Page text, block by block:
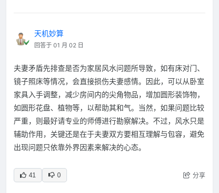
天机妙算
回答于 01 月 02 日
夫妻矛盾先排查是否为家居风水问题所导致，如有床对门、
镜子照床等情况，会直接损伤夫妻感情。因此，可以从卧室
家具入手调整，减少房间内的尖角物品，增加圆形装饰物，
如圆形花盘、植物等，以帮助其和气。当然，如果问题比较
严重，则最好请专业的师傅进行勘察解决。不过，风水只是
辅助作用，关键还是在于夫妻双方要相互理解与包容，避免
出现问题只依靠外界因素来解决的心态。
41 0 分享